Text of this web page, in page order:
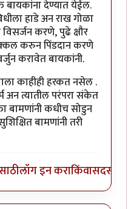
देण्यात येईल.
हाडे अन राख गोळा
करणे, पुढे क्षौर
करुन पिंडदान करणे
करावेत बायकांनी.
काहीही हरकत नसेल .
अन त्यातील परंपरा संकेत
बामणांनी कधीच सोडुन
बामणांनी तरी
लॉग इन कराकिंवासदस्य व्हा